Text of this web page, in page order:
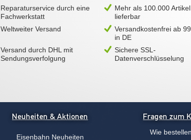
Reparaturservice durch eine
Fachwerkstatt
Mehr als 100.000
lieferbar
Weltweiter Versand
Versandkostenfrei ab
in DE
Versand durch DHL mit
Sendungsverfolgung
Sichere SSL-
Datenverschlüsselung
Neuheiten & Aktionen
Eisenbahn Neuheiten
Fragen zum
Wie